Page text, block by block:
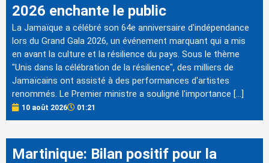
2026 enchante le public
La Jamaïque a célébré son 64e anniversaire d'indépendance
lors du Grand Gala 2026, un événement marquant qui a mis
en avant la culture et la résilience du pays. Sous le thème
"Unis dans la célébration de la résilience", des milliers de
Jamaïcains ont assisté à des performances d'artistes
renommés. Le Premier ministre a souligné l'importance […]
10 août 2026 01:21
Martinique: Bilan positif pour la